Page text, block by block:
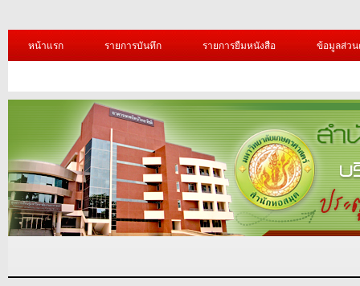
หน้าแรก รายการบันทึก รายการยืมหนังสือ ข้อมูลส่ว